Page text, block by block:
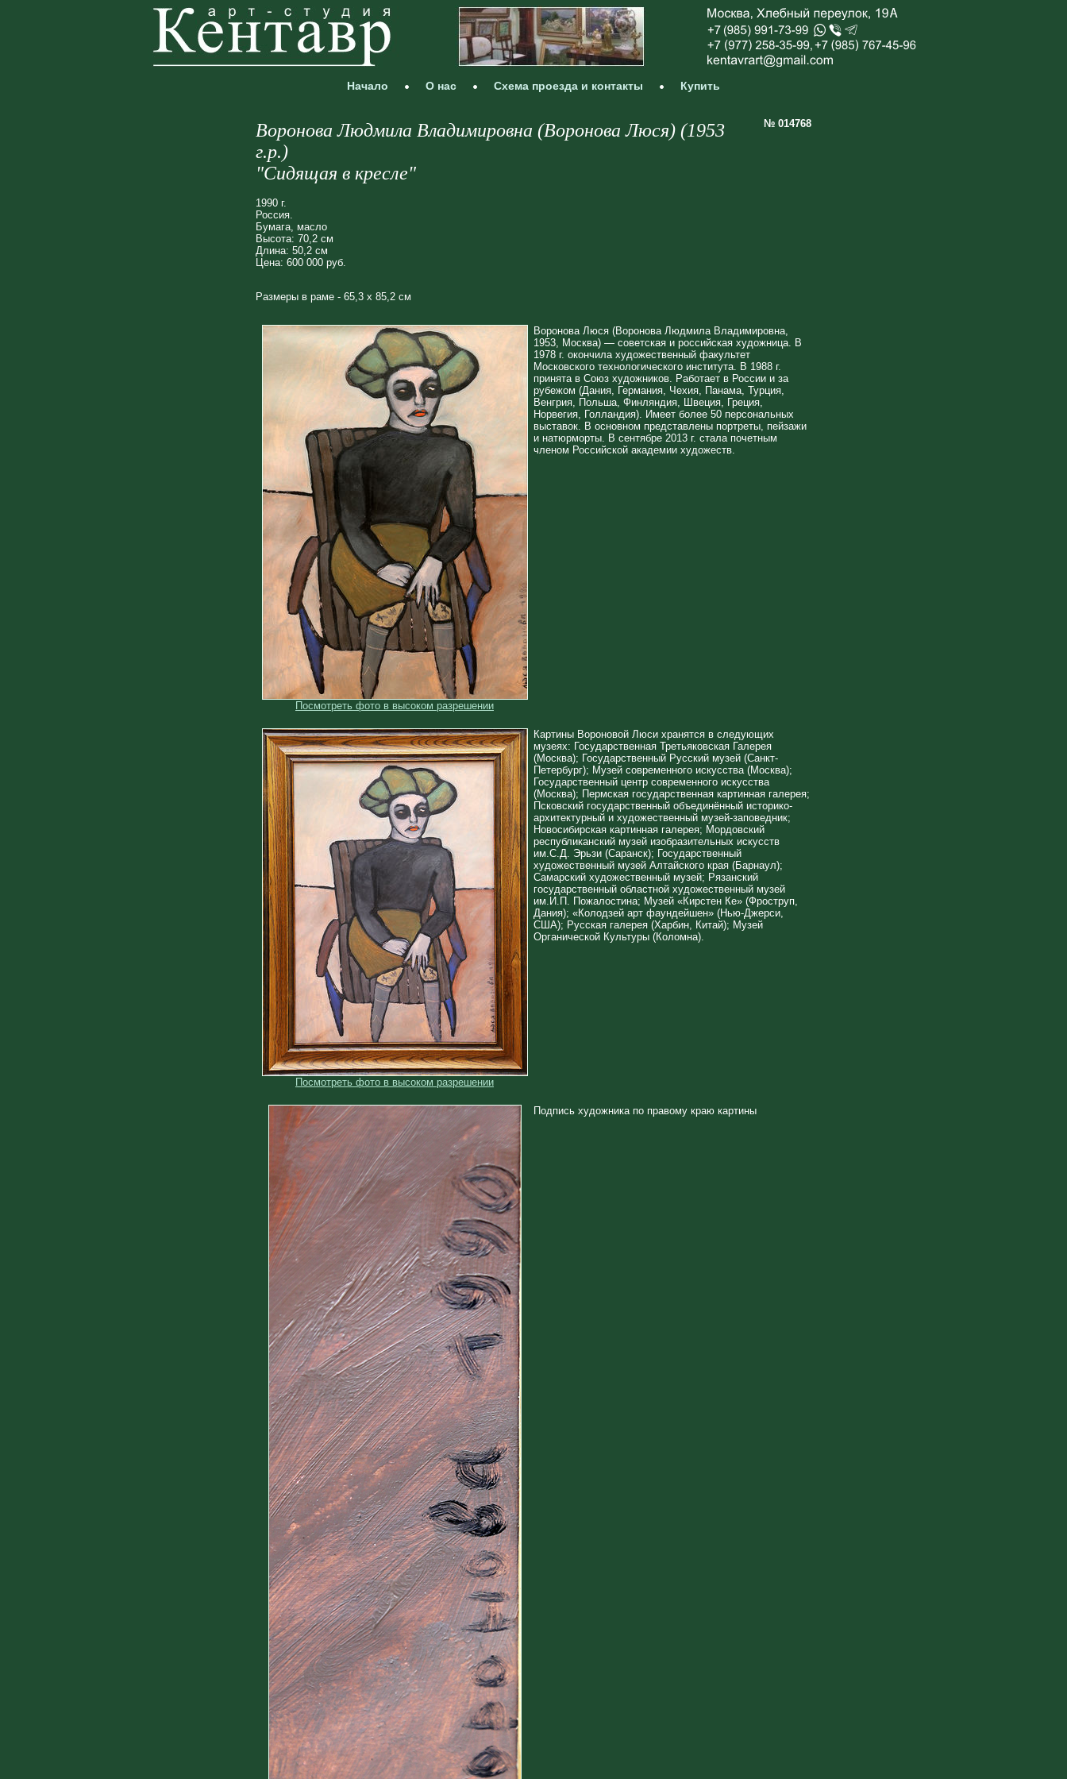
Начало О нас Схема проезда и контакты Купить
Воронова Людмила Владимировна (Воронова Люся) (1953
г.р.)
"Сидящая в кресле"
1990 г.
Россия.
Бумага, масло
Высота: 70,2 см
Длина: 50,2 см
Цена: 600 000 руб.
№ 014768
Размеры в раме - 65,3 х 85,2 см
Посмотреть фото в высоком разрешении
Воронова Люся (Воронова Людмила Владимировна,
1953, Москва) — советская и российская художница. В
1978 г. окончила художественный факультет
Московского технологического института. В 1988 г.
принята в Союз художников. Работает в России и за
рубежом (Дания, Германия, Чехия, Панама, Турция,
Венгрия, Польша, Финляндия, Швеция, Греция,
Норвегия, Голландия). Имеет более 50 персональных
выставок. В основном представлены портреты, пейзажи
и натюрморты. В сентябре 2013 г. стала почетным
членом Российской академии художеств.
Посмотреть фото в высоком разрешении
Картины Вороновой Люси хранятся в следующих
музеях: Государственная Третьяковская Галерея
(Москва); Государственный Русский музей (Санкт-
Петербург); Музей современного искусства (Москва);
Государственный центр современного искусства
(Москва); Пермская государственная картинная галерея;
Псковский государственный объединённый историко-
архитектурный и художественный музей-заповедник;
Новосибирская картинная галерея; Мордовский
республиканский музей изобразительных искусств
им.С.Д. Эрьзи (Саранск); Государственный
художественный музей Алтайского края (Барнаул);
Самарский художественный музей; Рязанский
государственный областной художественный музей
им.И.П. Пожалостина; Музей «Кирстен Ке» (Фроструп,
Дания); «Колодзей арт фаундейшен» (Нью-Джерси,
США); Русская галерея (Харбин, Китай); Музей
Органической Культуры (Коломна).
Подпись художника по правому краю картины